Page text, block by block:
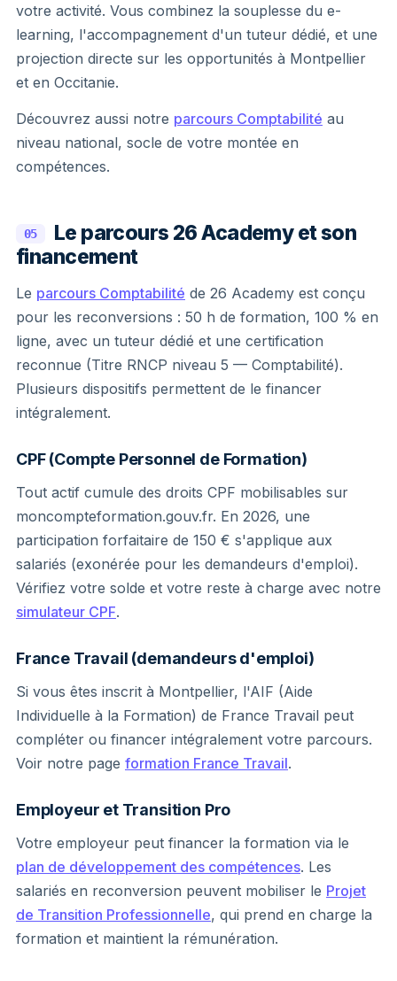
votre activité. Vous combinez la souplesse du e-
learning, l'accompagnement d'un tuteur dédié, et une
projection directe sur les opportunités à Montpellier
et en Occitanie.
Découvrez aussi notre parcours Comptabilité au
niveau national, socle de votre montée en
compétences.
05
Le parcours 26 Academy et son
financement
Le parcours Comptabilité de 26 Academy est conçu
pour les reconversions : 50 h de formation, 100 % en
ligne, avec un tuteur dédié et une certification
reconnue (Titre RNCP niveau 5 — Comptabilité).
Plusieurs dispositifs permettent de le financer
intégralement.
CPF (Compte Personnel de Formation)
Tout actif cumule des droits CPF mobilisables sur
moncompteformation.gouv.fr. En 2026, une
participation forfaitaire de 150 € s'applique aux
salariés (exonérée pour les demandeurs d'emploi).
Vérifiez votre solde et votre reste à charge avec notre
simulateur CPF.
France Travail (demandeurs d'emploi)
Si vous êtes inscrit à Montpellier, l'AIF (Aide
Individuelle à la Formation) de France Travail peut
compléter ou financer intégralement votre parcours.
Voir notre page formation France Travail.
Employeur et Transition Pro
Votre employeur peut financer la formation via le
plan de développement des compétences. Les
salariés en reconversion peuvent mobiliser le Projet
de Transition Professionnelle, qui prend en charge la
formation et maintient la rémunération.